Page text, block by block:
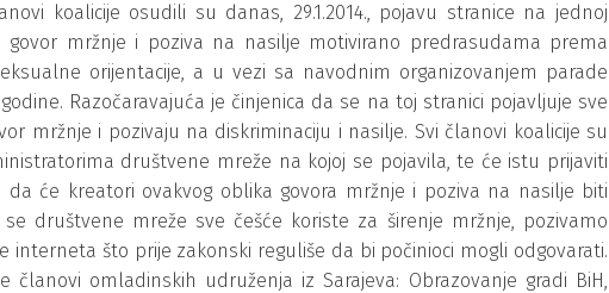
koalicije osudili su danas, 29.1.2014., pojavu stranice na jednoj
govor mržnje i poziva na nasilje motivirano predrasudama prema
orijentacije, a u vezi sa navodnim organizovanjem parade
Razočaravajuća je činjenica da se na toj stranici pojavljuje sve
mržnje i pozivaju na diskriminaciju i nasilje. Svi članovi koalicije su
društvene mreže na kojoj se pojavila, te će istu prijaviti
će kreatori ovakvog oblika govora mržnje i poziva na nasilje biti
se društvene mreže sve češće koriste za širenje mržnje, pozivamo
interneta što prije zakonski reguliše da bi počinioci mogli odgovarati.
članovi omladinskih udruženja iz Sarajeva: Obrazovanje gradi BiH,